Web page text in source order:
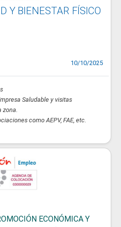
Y BIENESTAR FÍSICO
10/10/2025
Saludable y visitas
como AEPV, FAE, etc.
ECONÓMICA Y